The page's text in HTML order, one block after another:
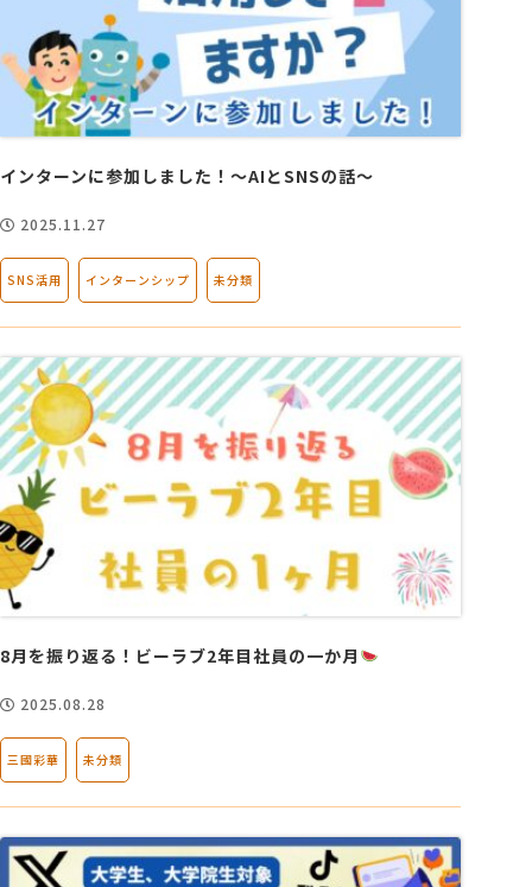
インターンに参加しました！～AIとSNSの話～
2025.11.27
SNS活用 インターンシップ 未分類
8月を振り返る！ビーラブ2年目社員の一か月
2025.08.28
三國彩華 未分類